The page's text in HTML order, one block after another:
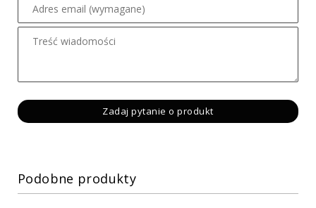
Podobne produkty